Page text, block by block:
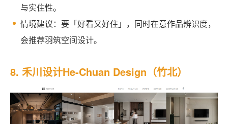
与实住性。
情境建议：要「好看又好住」，同时在意作品辨识度，
会推荐羽筑空间设计。
8. 禾川设计He-Chuan Design（竹北）